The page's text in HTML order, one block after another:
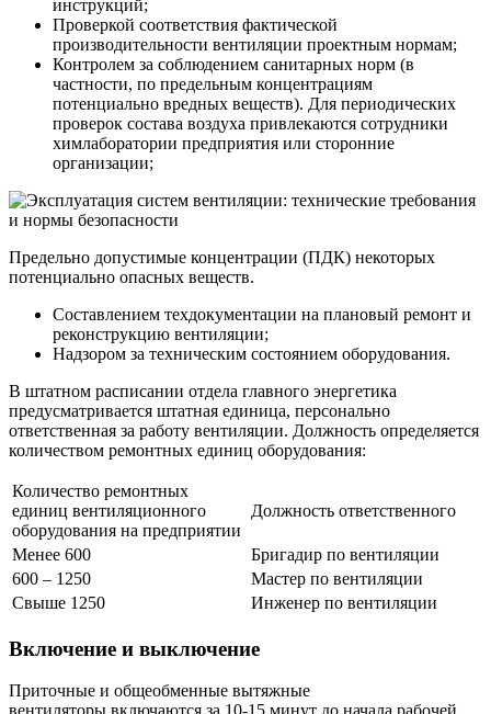
инструкций;
Проверкой соответствия фактической
производительности вентиляции проектным нормам;
Контролем за соблюдением санитарных норм (в
частности, по предельным концентрациям
потенциально вредных веществ). Для периодических
проверок состава воздуха привлекаются сотрудники
химлаборатории предприятия или сторонние
организации;
Предельно допустимые концентрации (ПДК) некоторых
потенциально опасных веществ.
Составлением техдокументации на плановый ремонт и
реконструкцию вентиляции;
Надзором за техническим состоянием оборудования.
В штатном расписании отдела главного энергетика
предусматривается штатная единица, персонально
ответственная за работу вентиляции. Должность определяется
количеством ремонтных единиц оборудования:
Количество ремонтных
единиц вентиляционного
оборудования на предприятии
Должность ответственного
Менее 600
Бригадир по вентиляции
600 – 1250
Мастер по вентиляции
Свыше 1250
Инженер по вентиляции
Включение и выключение
Приточные и общеобменные вытяжные